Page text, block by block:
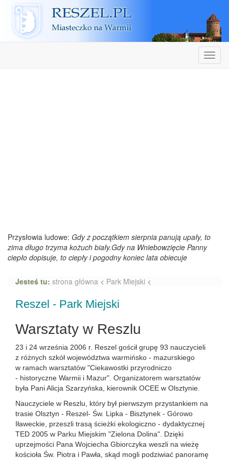
Reszel
Przysłowia ludowe: Gdy z początkiem sierpnia panują upały, to
zima długo trzyma kożuch biały.Gdy na Wniebowzięcie Panny
ciepło dopisuje, to ciepły i pogodny koniec lata obiecuje
Jesteś tu: strona główna < Park Miejski <
Reszel - Park Miejski
Warsztaty w Reszlu
23 i 24 września 2006 r. Reszel gościł grupę 93 nauczycieli
z różnych szkół województwa warmińsko - mazurskiego
w ramach warsztatów "Ciekawostki przyrodniczo
- historyczne Warmii i Mazur". Organizatorem warsztatów
była Pani Alicja Szarzyńska, kierownik OCEE w Olsztynie.
Nauczyciele w Reszlu, który był pierwszym przystankiem na
trasie Olsztyn - Reszel- Św. Lipka - Bisztynek - Górowo
Iławeckie, przeszli trasą ścieżki ekologiczno - dydaktycznej
TED 2005 w Parku Miejskim "Zielona Dolina". Dzięki
uprzejmości Pana Wojciecha Gbiorczyka weszli na wieżę
kościoła Św. Piotra i Pawła, skąd mogli podziwiać panoramę